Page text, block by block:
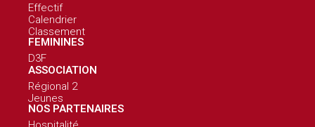
Effectif
Calendrier
Classement
FEMININES
D3F
ASSOCIATION
Régional 2
Jeunes
NOS PARTENAIRES